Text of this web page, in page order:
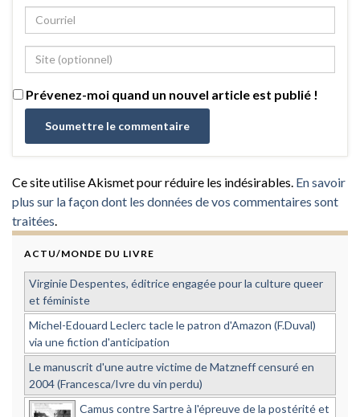
Prévenez-moi quand un nouvel article est publié !
Ce site utilise Akismet pour réduire les indésirables. En savoir
plus sur la façon dont les données de vos commentaires sont
traitées
ACTU/MONDE DU LIVRE
Virginie Despentes, éditrice engagée pour la culture queer
et féministe
Michel-Edouard Leclerc tacle le patron d'Amazon (F.Duval)
via une fiction d'anticipation
Le manuscrit d'une autre victime de Matzneff censuré en
2004 (Francesca/Ivre du vin perdu)
Camus contre Sartre à l'épreuve de la postérité et